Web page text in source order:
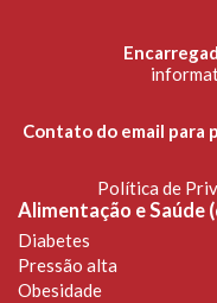
Contato do email para
Política de
Alimentação e Saúde
Diabetes
Pressão alta
Obesidade